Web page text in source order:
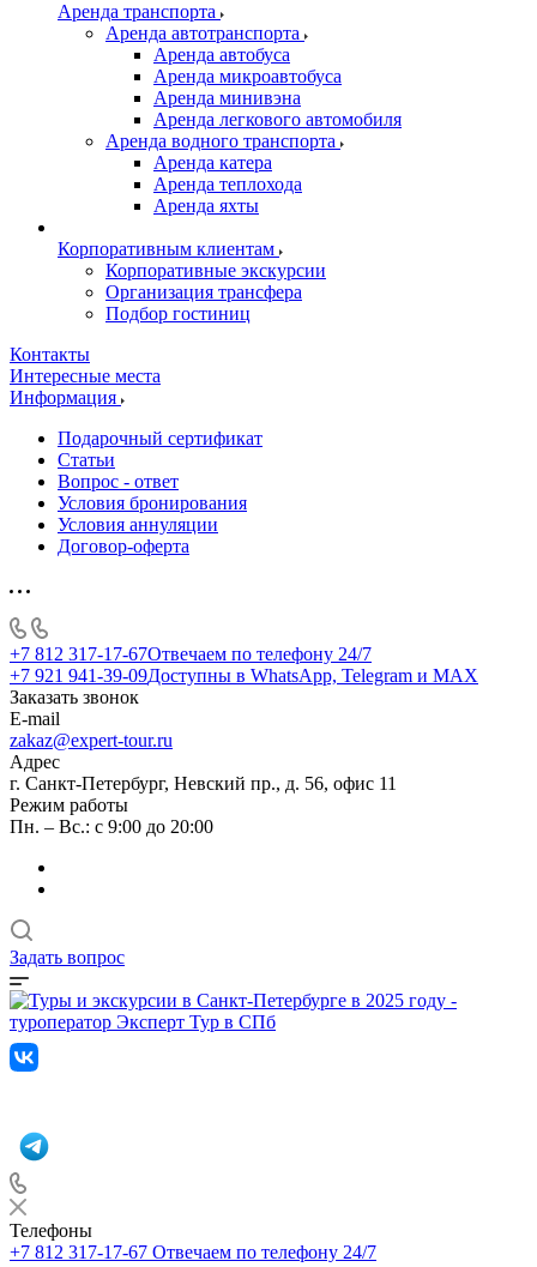
Аренда транспорта
Аренда автотранспорта
Аренда автобуса
Аренда микроавтобуса
Аренда минивэна
Аренда легкового автомобиля
Аренда водного транспорта
Аренда катера
Аренда теплохода
Аренда яхты
Корпоративным клиентам
Корпоративные экскурсии
Организация трансфера
Подбор гостиниц
Контакты
Интересные места
Информация
Подарочный сертификат
Статьи
Вопрос - ответ
Условия бронирования
Условия аннуляции
Договор-оферта
+7 812 317-17-67Отвечаем по телефону 24/7
+7 921 941-39-09Доступны в WhatsApp, Telegram и MAX
Заказать звонок
E-mail
zakaz@expert-tour.ru
Адрес
г. Санкт-Петербург, Невский пр., д. 56, офис 11
Режим работы
Пн. – Вс.: с 9:00 до 20:00
Задать вопрос
Телефоны
+7 812 317-17-67 Отвечаем по телефону 24/7